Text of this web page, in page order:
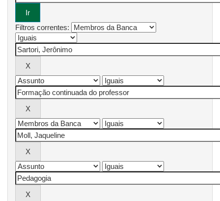
Filtros correntes: